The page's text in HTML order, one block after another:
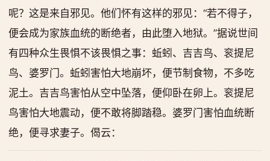
呢？这是来自邪见。他们怀有这样的邪见：“若不得子，
便会成为家族血统的断绝者，由此堕入地狱。”据说世间
有四种众生畏惧不该畏惧之事：蚯蚓、吉吉鸟、衮提尼
鸟、婆罗门。蚯蚓害怕大地崩坏，便节制食物，不多吃
泥土。吉吉鸟害怕从空中坠落，便仰卧在卵上。衮提尼
鸟害怕大地震动，便不敢将脚踏稳。婆罗门害怕血统断
绝，便寻求妻子。偈云：